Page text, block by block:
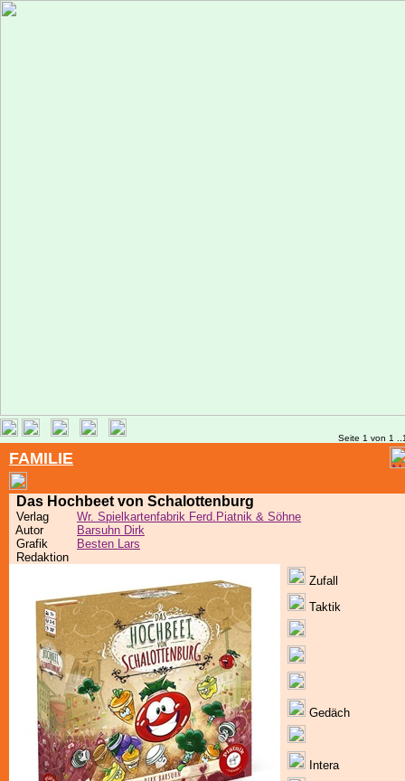
Seite 1 von 1
FAMILIE
Das Hochbeet von Schalottenburg
Verlag
Wr. Spielkartenfabrik Ferd.Piatnik & Söhne
Autor
Barsuhn Dirk
Grafik
Besten Lars
Redaktion
Zufall
Taktik
Gedäch
Intera